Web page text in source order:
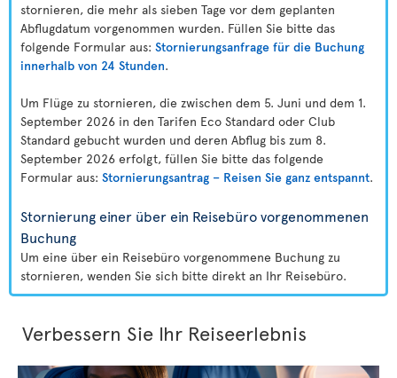
stornieren, die mehr als sieben Tage vor dem geplanten
Abflugdatum vorgenommen wurden. Füllen Sie bitte das
folgende Formular aus: Stornierungsanfrage für die Buchung
innerhalb von 24 Stunden.
Um Flüge zu stornieren, die zwischen dem 5. Juni und dem 1.
September 2026 in den Tarifen Eco Standard oder Club
Standard gebucht wurden und deren Abflug bis zum 8.
September 2026 erfolgt, füllen Sie bitte das folgende
Formular aus: Stornierungsantrag – Reisen Sie ganz entspannt.
Stornierung einer über ein Reisebüro vorgenommenen
Buchung
Um eine über ein Reisebüro vorgenommene Buchung zu
stornieren, wenden Sie sich bitte direkt an Ihr Reisebüro.
Verbessern Sie Ihr Reiseerlebnis